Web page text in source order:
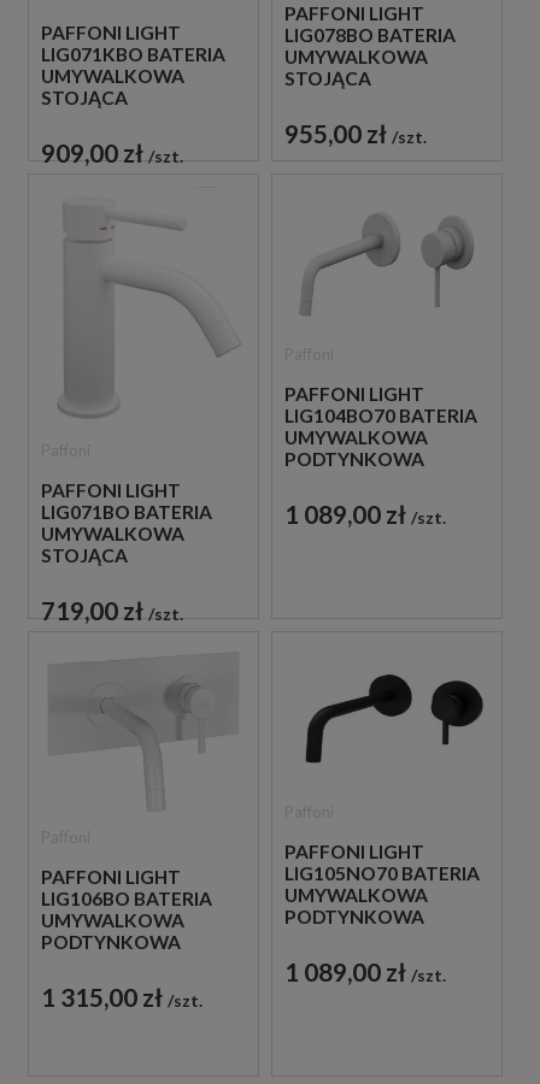
PAFFONI LIGHT
LIG071KBO BATERIA
UMYWALKOWA
STOJĄCA
BIAŁA
909,00 zł szt.
PAFFONI LIGHT
LIG078BO BATERIA
UMYWALKOWA
STOJĄCA
BIAŁA
955,00 zł szt.
PAFFONI LIGHT
LIG071BO BATERIA
UMYWALKOWA
STOJĄCA
BIAŁA
719,00 zł szt.
PAFFONI LIGHT
LIG104BO70 BATERIA
UMYWALKOWA
PODTYNKOWA
BIAŁA
1 089,00 zł szt.
PAFFONI LIGHT
LIG106BO BATERIA
UMYWALKOWA
PODTYNKOWA
BIAŁA
1 315,00 zł szt.
PAFFONI LIGHT
LIG105NO70 BATERIA
UMYWALKOWA
PODTYNKOWA
CZARNA
1 089,00 zł szt.